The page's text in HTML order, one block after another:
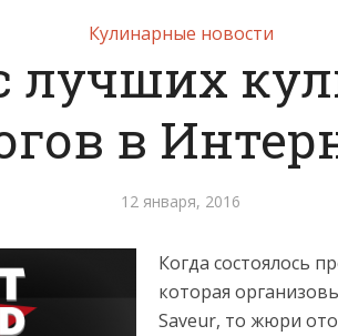
Кулинарные новости
лучших
в
12 января, 2016
Когда состоялось
которая
Saveur, то жюри